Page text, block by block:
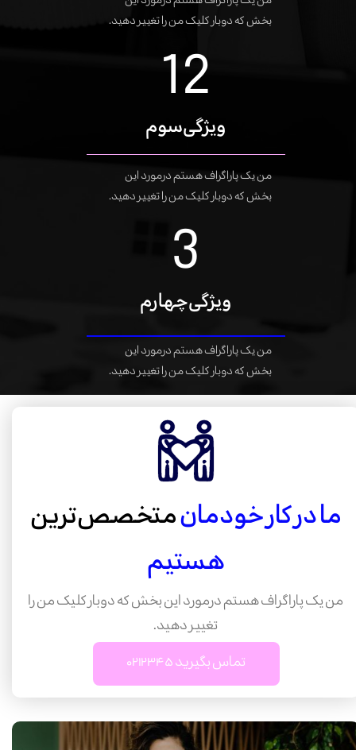
بخش که دوبار کلیک من را تغییر دهید.
ویژگی‌سوم
20
من یک پاراگراف هستم درمورد این
بخش که دوبار کلیک من را تغییر دهید.
ویژگی‌چهارم
6
من یک پاراگراف هستم درمورد این
بخش که دوبار کلیک من را تغییر دهید.
ما در کار خودمانمتخصص‌ترین
هستیم
من یک پاراگراف هستم درمورد این بخش که دوبار کلیک من را
تغییر دهید.
تماس بگیرید ۰۲۱۲۳۴۵